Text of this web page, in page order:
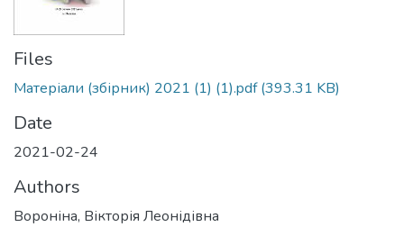
Files
Матеріали (збірник) 2021 (1) (1).pdf(393.31 KB)
Date
2021-02-24
Authors
Вороніна, Вікторія Леонідівна